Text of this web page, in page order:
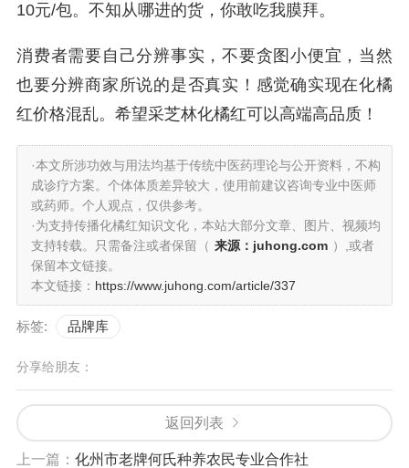
10元/包。不知从哪进的货，你敢吃我膜拜。
消费者需要自己分辨事实，不要贪图小便宜，当然
也要分辨商家所说的是否真实！感觉确实现在化橘
红价格混乱。希望采芝林化橘红可以高端高品质！
·本文所涉功效与用法均基于传统中医药理论与公开资料，不构
成诊疗方案。个体体质差异较大，使用前建议咨询专业中医师
或药师。个人观点，仅供参考。
·为支持传播化橘红知识文化，本站大部分文章、图片、视频均
支持转载。只需备注或者保留（ 来源：juhong.com ）,或者
保留本文链接。
本文链接： https://www.juhong.com/article/337
标签: 品牌库
分享给朋友：
返回列表
上一篇： 化州市老牌何氏种养农民专业合作社